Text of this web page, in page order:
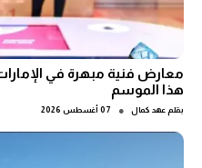
معارض فنية مبهرة في
هذا الموسم
بقلم عهد كمال ● 07 أغسطس 2026